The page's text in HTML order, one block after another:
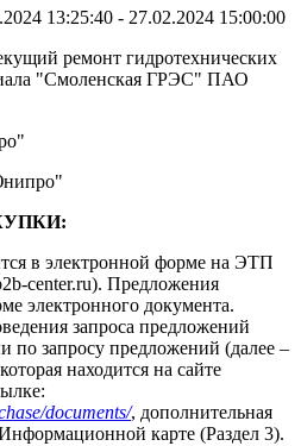
13:25:40 - 27.02.2024 15:00:00
ремонт гидротехнических
"Смоленская ГРЭС" ПАО
в электронной форме на ЭТП
center.ru). Предложения
электронного документа.
запроса предложений
по запросу предложений (далее –
находится на сайте
documents/, дополнительная
карте (Раздел 3).